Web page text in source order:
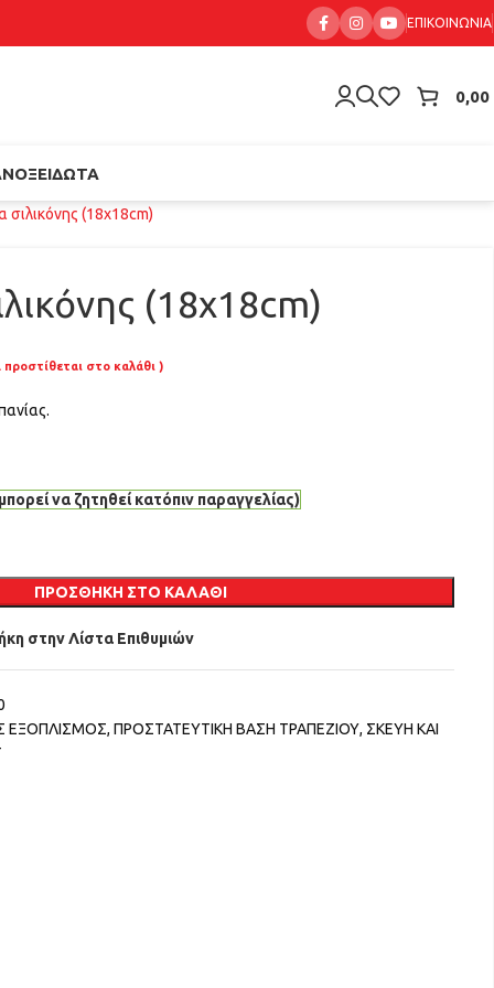
ΕΠΙΚΟΙΝΩΝΊΑ
0,00
σιλικόνης (18x18cm)
(18x18cm)
στο καλάθι )
να ζητηθεί κατόπιν παραγγελίας)
ΠΡΟΣΘΉΚΗ ΣΤΟ ΚΑΛΆΘΙ
στην Λίστα Επιθυμιών
ΕΞΟΠΛΙΣΜΟΣ, ΠΡΟΣΤΑΤΕΥΤΙΚΗ ΒΑΣΗ ΤΡΑΠΕΖΙΟΥ, ΣΚΕΥΗ ΚΑΙ